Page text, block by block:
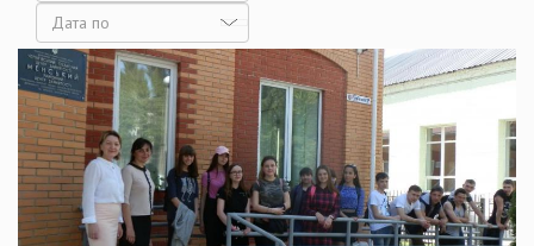
Дата
Дата